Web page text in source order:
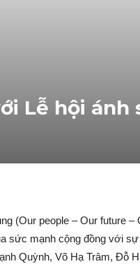
Lễ hội
(Our people – Our future
sức mạnh cộng đồng với
Quỳnh, Võ Hạ Trâm, Đỗ